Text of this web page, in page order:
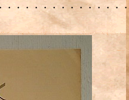
・・・・・・・・・・・